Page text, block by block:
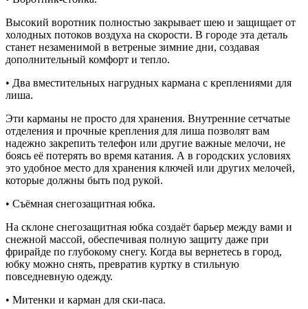
Высокий воротник полностью закрывает шею и защищает от
холодных потоков воздуха на скорости. В городе эта деталь
станет незаменимой в ветреные зимние дни, создавая
дополнительный комфорт и тепло.
• Два вместительных нагрудных кармана с креплениями для
лиша.
Эти карманы не просто для хранения. Внутренние сетчатые
отделения и прочные крепления для лиша позволят вам
надежно закрепить телефон или другие важные мелочи, не
боясь её потерять во время катания. А в городских условиях
это удобное место для хранения ключей или других мелочей,
которые должны быть под рукой.
• Съёмная снегозащитная юбка.
На склоне снегозащитная юбка создаёт барьер между вами и
снежной массой, обеспечивая полную защиту даже при
фрирайде по глубокому снегу. Когда вы вернетесь в город,
юбку можно снять, превратив куртку в стильную
повседневную одежду.
• Митенки и карман для ски-паса.